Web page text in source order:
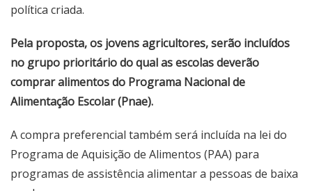
política criada.
Pela proposta, os jovens agricultores, serão incluídos
no grupo prioritário do qual as escolas deverão
comprar alimentos do Programa Nacional de
Alimentação Escolar (Pnae).
A compra preferencial também será incluída na lei do
Programa de Aquisição de Alimentos (PAA) para
programas de assistência alimentar a pessoas de baixa